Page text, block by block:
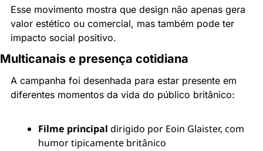
Esse movimento mostra que design não apenas gera
valor estético ou comercial, mas também pode ter
impacto social positivo.
Multicanais e presença cotidiana
A campanha foi desenhada para estar presente em
diferentes momentos da vida do público britânico:
Filme principal dirigido por Eoin Glaister, com
humor tipicamente britânico